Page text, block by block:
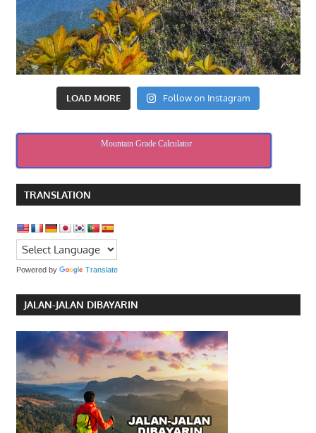
LOAD MORE Follow on Instagram
Mountain Grade Calculator
TRANSLATION
Powered by Translate
JALAN-JALAN DIBAYARIN